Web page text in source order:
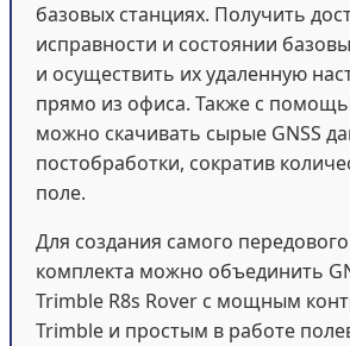
базовых станциях. Получить
исправности и состоянии
и осуществить их удаленную
прямо из офиса. Также с
можно скачивать сырые GNSS
постобработки, сократив
поле.
Для создания самого
комплекта можно объединить
Trimble R8s Rover с мощным
Trimble и простым в работе